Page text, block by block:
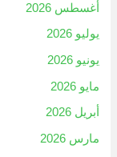
أغسطس 2026
يوليو 2026
يونيو 2026
مايو 2026
أبريل 2026
مارس 2026